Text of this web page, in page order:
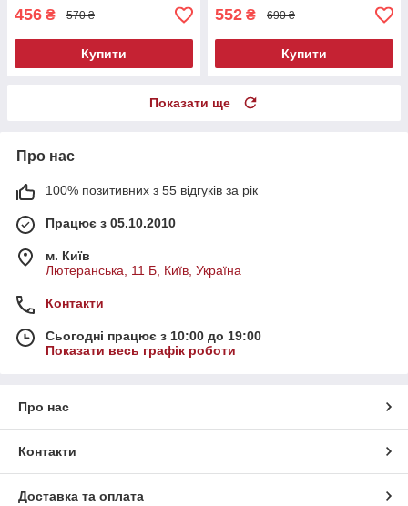
456 ₴ 570 ₴
Купити
552 ₴ 690 ₴
Купити
Показати ще
Про нас
100% позитивних з 55 відгуків за рік
Працює з 05.10.2010
м. Київ
Лютеранська, 11 Б, Київ, Україна
Контакти
Сьогодні працює з 10:00 до 19:00
Показати весь графік роботи
Про нас
Контакти
Доставка та оплата